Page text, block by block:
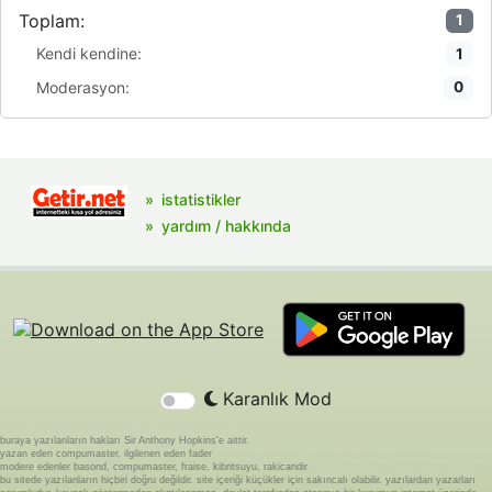
Toplam: 1
Kendi kendine: 1
Moderasyon: 0
istatistikler
yardım / hakkında
Karanlık Mod
buraya yazılanların hakları Sir Anthony Hopkins'e aittir.
yazan eden compumaster, ilgilenen eden fader
modere edenler basond, compumaster, fraise, kibritsuyu, rakicandir
bu sitede yazılanların hiçbiri doğru değildir. site içeriği küçükler için sakıncalı olabilir. yazılardan yazarları